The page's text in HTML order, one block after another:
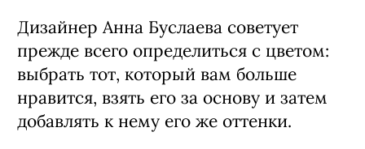
Дизайнер Анна Буслаева советует
прежде всего определиться с цветом:
выбрать тот, который вам больше
нравится, взять его за основу и затем
добавлять к нему его же оттенки.